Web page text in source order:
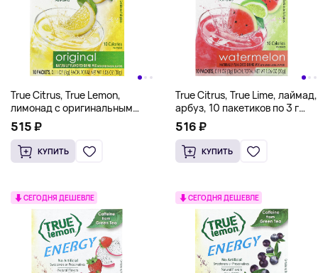
True Citrus, True Lemon,
лимонад с оригинальным
вкусом, 10 пакетиков, 30 г
515 ₽
КУПИТЬ
True Citrus, True Lime, лаймад,
арбуз, 10 пакетиков по 3 г
(0,11 унции)
516 ₽
КУПИТЬ
СЕГОДНЯ ДЕШЕВЛЕ СЕГОДНЯ ДЕШЕВЛЕ